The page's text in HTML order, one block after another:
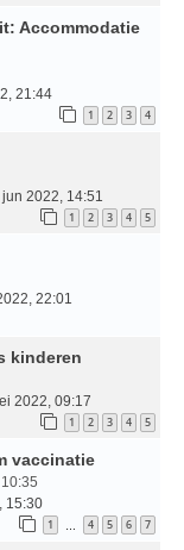
Accommodatie
21:44
1 2 3 4
jun 2022, 14:51
1 2 3 4 5
22:01
kinderen
2022, 09:17
1 2 3 4 5
vaccinatie
15:30
1 … 4 5 6 7